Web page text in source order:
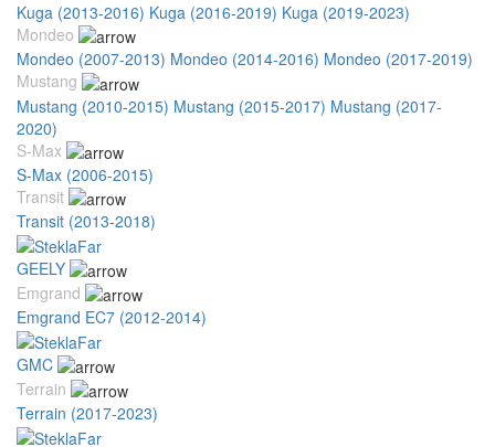
Kuga (2013-2016) Kuga (2016-2019) Kuga (2019-2023)
Mondeo
Mondeo (2007-2013) Mondeo (2014-2016) Mondeo (2017-2019)
Mustang
Mustang (2010-2015) Mustang (2015-2017) Mustang (2017-
2020)
S-Max
S-Max (2006-2015)
Transit
Transit (2013-2018)
GEELY
Emgrand
Emgrand EC7 (2012-2014)
GMC
Terrain
Terrain (2017-2023)